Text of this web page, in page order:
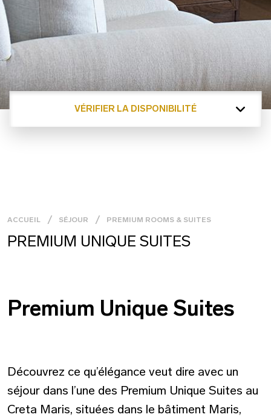
VÉRIFIER LA DISPONIBILITÉ
ACCUEIL SÉJOUR PREMIUM ROOMS & SUITES
PREMIUM UNIQUE SUITES
Premium Unique Suites
Découvrez ce qu’élégance veut dire avec un
séjour dans l’une des Premium Unique Suites au
Creta Maris, situées dans le bâtiment Maris,